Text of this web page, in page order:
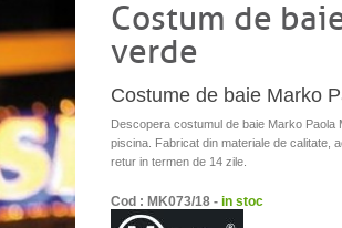
Costum de
verde
Costume de baie Marko
Descopera costumul de baie Marko Paola
piscina. Fabricat din materiale de calitate,
retur in termen de 14 zile.
Cod : MK073/18 - in stoc